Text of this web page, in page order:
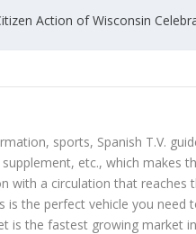
Action of Wisconsin
sports, Spanish T.V.
etc., which makes
with a circulation that reaches
is the perfect vehicle you need
is the fastest growing market